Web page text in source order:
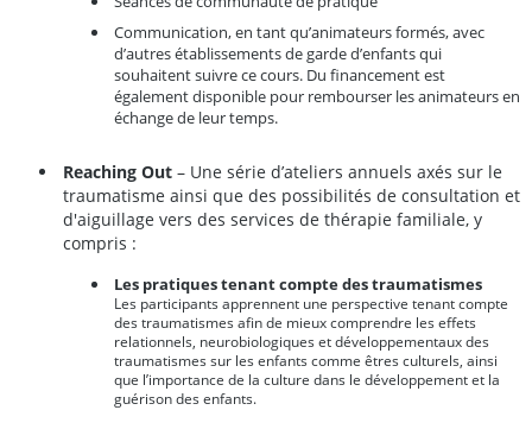
Communication, en tant qu’animateurs formés, avec
d’autres établissements de garde d’enfants qui
souhaitent suivre ce cours. Du financement est
également disponible pour rembourser les animateurs en
échange de leur temps.
Reaching Out – Une série d’ateliers annuels axés sur le
traumatisme ainsi que des possibilités de consultation et
d'aiguillage vers des services de thérapie familiale, y
compris :
Les pratiques tenant compte des traumatismes
Les participants apprennent une perspective tenant compte
des traumatismes afin de mieux comprendre les effets
relationnels, neurobiologiques et développementaux des
traumatismes sur les enfants comme êtres culturels, ainsi
que l’importance de la culture dans le développement et la
guérison des enfants.